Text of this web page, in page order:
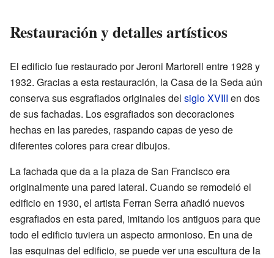
Restauración y detalles artísticos
El edificio fue restaurado por Jeroni Martorell entre 1928 y
1932. Gracias a esta restauración, la Casa de la Seda aún
conserva sus esgrafiados originales del siglo XVIII en dos
de sus fachadas. Los esgrafiados son decoraciones
hechas en las paredes, raspando capas de yeso de
diferentes colores para crear dibujos.
La fachada que da a la plaza de San Francisco era
originalmente una pared lateral. Cuando se remodeló el
edificio en 1930, el artista Ferran Serra añadió nuevos
esgrafiados en esta pared, imitando los antiguos para que
todo el edificio tuviera un aspecto armonioso. En una de
las esquinas del edificio, se puede ver una escultura de la